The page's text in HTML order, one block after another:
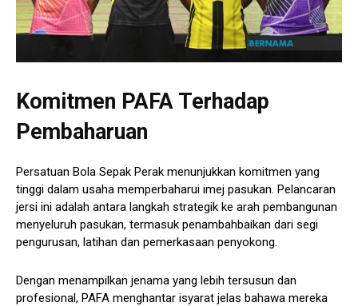
Komitmen PAFA Terhadap
Pembaharuan
Persatuan Bola Sepak Perak menunjukkan komitmen yang
tinggi dalam usaha memperbaharui imej pasukan. Pelancaran
jersi ini adalah antara langkah strategik ke arah pembangunan
menyeluruh pasukan, termasuk penambahbaikan dari segi
pengurusan, latihan dan pemerkasaan penyokong.
Dengan menampilkan jenama yang lebih tersusun dan
profesional, PAFA menghantar isyarat jelas bahawa mereka